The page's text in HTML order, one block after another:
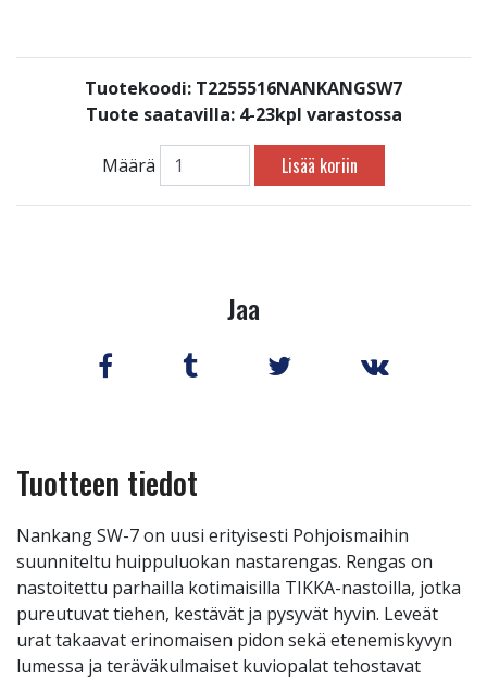
Tuotekoodi: T2255516NANKANGSW7
Tuote saatavilla: 4-23kpl varastossa
Määrä Lisää koriin
Jaa
Tuotteen tiedot
Nankang SW-7 on uusi erityisesti Pohjoismaihin
suunniteltu huippuluokan nastarengas. Rengas on
nastoitettu parhailla kotimaisilla TIKKA-nastoilla, jotka
pureutuvat tiehen, kestävät ja pysyvät hyvin. Leveät
urat takaavat erinomaisen pidon sekä etenemiskyvyn
lumessa ja teräväkulmaiset kuviopalat tehostavat